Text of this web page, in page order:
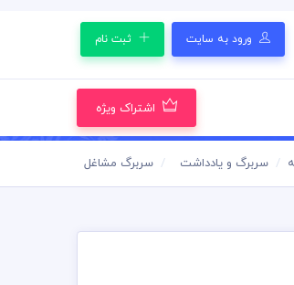
ورود به سایت ثبت نام
اشتراک ویژه
سربرگ و یادداشت سربرگ مشاغل